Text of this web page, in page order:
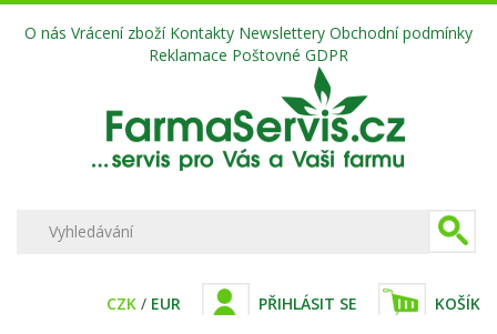
O nás Vrácení zboží Kontakty Newslettery Obchodní podmínky
Reklamace Poštovné GDPR
CZK / EUR PŘIHLÁSIT SE KOŠÍK